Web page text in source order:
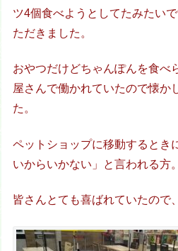
ツ4個食べようとしてたみたい
ただきました。
おやつだけどちゃんぽんを食べ
屋さんで働かれていたので懐か
た。
ペットショップに移動するとき
いからいかない」と言われる方
皆さんとても喜ばれていたので